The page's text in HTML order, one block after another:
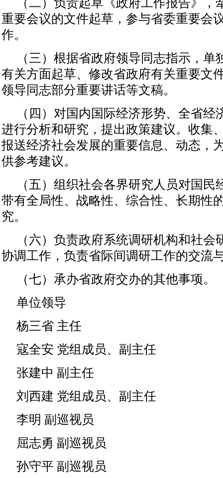
（二）负责起草《政府工作报告》，
重要会议的文件起草，参与省委重要会
作。
（三）根据省政府领导同志指示，单
有关方面起草、修改省政府有关重要文
领导同志部分重要讲话等文稿。
（四）对国内国际经济形势、全省经
进行分析和研究，提出政策建议。收集
报送经济社会发展的重要信息、动态，
供参考建议。
（五）组织社会各界研究人员对国民
带有全局性、战略性、综合性、长期性
究。
（六）负责政府系统调研机构和社会
协调工作，负责省际间调研工作的交流
（七）承办省政府交办的其他事项。
单位领导
杨三省 主任
寇全安 党组成员、副主任
张建中 副主任
刘西建 党组成员、副主任
李明 副巡视员
屈志勇 副巡视员
孙守平 副巡视员